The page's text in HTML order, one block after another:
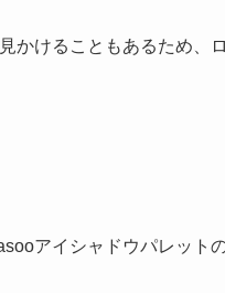
かけることもあるため、
アイシャドウパレット